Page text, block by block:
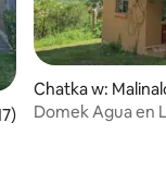
4,91 na 5,
Chatka w:
Domek Agua en